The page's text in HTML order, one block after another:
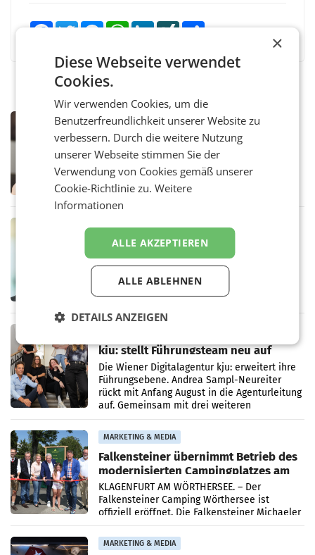
FacebookTwitterMessengerWhatsAppLinkedInXING Teilen
MARKETING & MEDIA
ORF weist Berichte über Abschaltung
von TV- und Radioempfang zurück
– Der ORF weist eine Berichterstattung der
„Kronen Zeitung“ und eine Aussendung der
FPÖ zur geplanten Optimierung seines
Darstellung,
Sebastian Knabl wird Partner bei EY
Österreich
WIEN.Sebastian Knabl wird Partner bei EY
Österreich. In seiner neuen Funktion soll er
Banken und Finanzinstitute bei
Risikomanagement und bei
kju: stellt Führungsteam neu auf
Die Wiener Digitalagentur kju: erweitert ihre
Führungsebene. Andrea Sampl-Neureiter
rückt mit Anfang August in die Agenturleitung
auf. Gemeinsam mit drei weiteren
Neubesetzungen entsteht
MARKETING & MEDIA
Falkensteiner übernimmt Betrieb des
modernisierten Campingplatzes am
Wörthersee
KLAGENFURT AM WÖRTHERSEE. – Der
Falkensteiner Camping Wörthersee ist
offiziell eröffnet. Die Falkensteiner Michaeler
Tourism Group (FMTG) und die Stadtwerke
Klagenfurt haben den
MARKETING & MEDIA
×
Diese Webseite verwendet
Cookies.
Wir verwenden Cookies, um die
Benutzerfreundlichkeit unserer Website zu
verbessern. Durch die weitere Nutzung
unserer Webseite stimmen Sie der
Verwendung von Cookies gemäß unserer
Cookie-Richtlinie zu.Weitere
Informationen
ALLE AKZEPTIEREN
ALLE ABLEHNEN
DETAILS ANZEIGEN